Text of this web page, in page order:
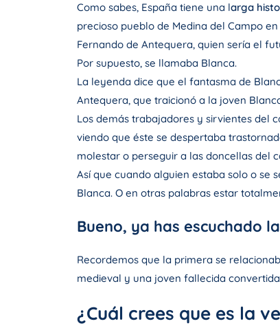
Como sabes, España tiene una larga
precioso pueblo de Medina del Campo
Fernando de Antequera, quien sería el
Por supuesto, se llamaba Blanca.
La leyenda dice que el fantasma de
Antequera, que traicionó a la joven
Los demás trabajadores y sirvientes del
viendo que éste se despertaba
molestar o perseguir a las doncellas del
Así que cuando alguien estaba solo o se
Blanca. O en otras palabras estar
Bueno, ya has escuchado
Recordemos que la primera se
medieval y una joven fallecida
¿Cuál crees que es la